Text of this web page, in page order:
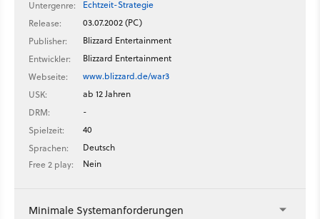
Untergenre:
Echtzeit-Strategie
Release:
03.07.2002 (PC)
Publisher:
Blizzard Entertainment
Entwickler:
Blizzard Entertainment
Webseite:
www.blizzard.de/war3
USK:
ab 12 Jahren
DRM:
-
Spielzeit:
40
Sprachen:
Deutsch
Free 2 play:
Nein
Minimale Systemanforderungen